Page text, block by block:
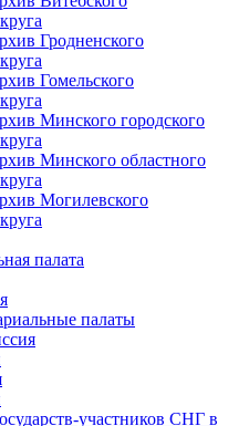
Гродненского
Гомельского
Минского городского
Минского областного
Могилевского
палата
палаты
участников СНГ в